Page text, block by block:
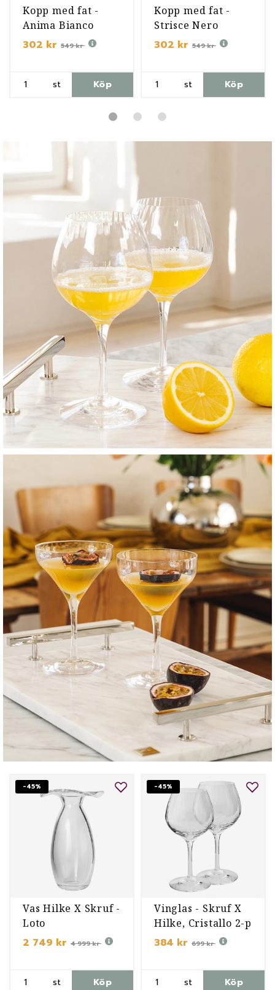
Kopp med fat -
Anima Bianco
302 kr 549 kr
st Köp
Kopp med fat -
Strisce Nero
302 kr 549 kr
st Köp
-45%
Vas Hilke X Skruf -
Loto
2 749 kr 4 999 kr
st Köp
-45%
Vinglas - Skruf X
Hilke, Cristallo 2-p
384 kr 699 kr
st Köp